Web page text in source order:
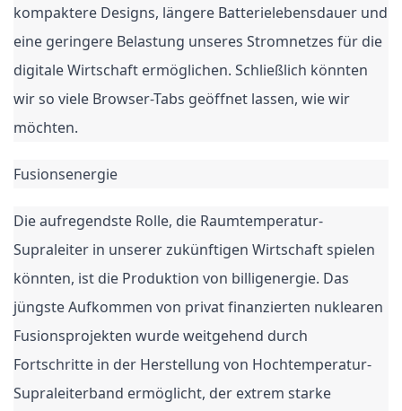
kompaktere Designs, längere Batterielebensdauer und
eine geringere Belastung unseres Stromnetzes für die
digitale Wirtschaft ermöglichen. Schließlich könnten
wir so viele Browser-Tabs geöffnet lassen, wie wir
möchten.
Fusionsenergie
Die aufregendste Rolle, die Raumtemperatur-
Supraleiter in unserer zukünftigen Wirtschaft spielen
könnten, ist die Produktion von billigenergie. Das
jüngste Aufkommen von privat finanzierten nuklearen
Fusionsprojekten wurde weitgehend durch
Fortschritte in der Herstellung von Hochtemperatur-
Supraleiterband ermöglicht, der extrem starke